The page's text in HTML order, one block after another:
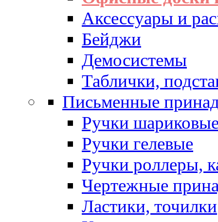
Аксессуары и
Бейджи
Демосистемы
Таблички,
Письменные
Ручки
Ручки гелевые
Ручки роллеры,
Чертежные
Ластики, точилки